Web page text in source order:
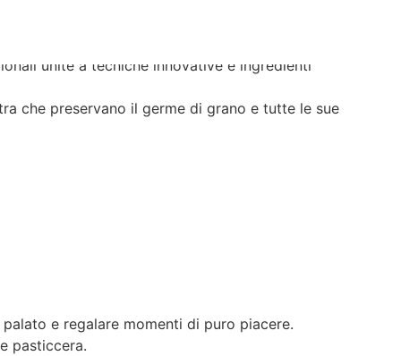
unite a tecniche innovative e ingredienti
che preservano il germe di grano e tutte le sue
e regalare momenti di puro piacere.
pasticcera.